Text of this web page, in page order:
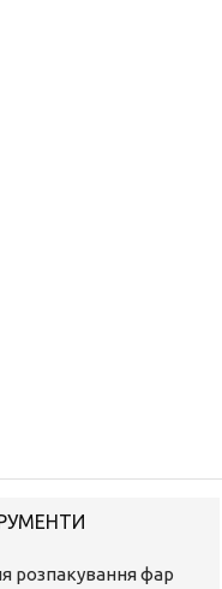
розпакування фар